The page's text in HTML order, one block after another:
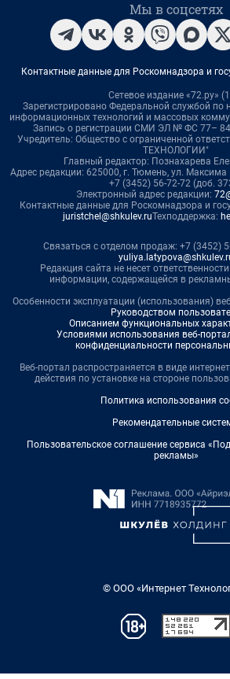
Мы в соцсетях
Контактные данные для Роскомнадзора и
Сетевое издание «72.ру»
Зарегистрировано Федеральной службой по
информационных технологий и массовых
Запись о регистрации СМИ ЭЛ № ФС 77–
Учредитель: Общество с ограниченной
ТЕХНОЛОГИИ"
Главный редактор: Познахарева
Адрес редакции: 625000, г. Тюмень, ул. Максима
+7 (3452) 56-72-72 (доб.
Электронный адрес редакции:
Контактные данные для Роскомнадзора и
juristchel@shkulev.ruТехподдержка:
Связаться с отделом продаж: +7 (3452)
Редакция сайта не несет
информации, содержащейся в
Особенности эксплуатации (использования)
Руководством
Описанием функциональных
Условиями использования веб-
конфиденциальности
Веб-портал распространяется в виде
действия по установке на стороне
Политика использования
Рекомендательные
Пользовательское соглашение сервиса
рекламы»
© ООО «Интернет